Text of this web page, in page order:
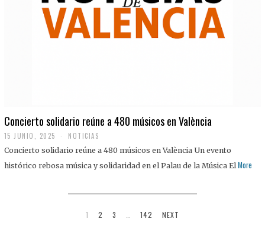
Concierto solidario reúne a 480 músicos en València
15 JUNIO, 2025 NOTICIAS
Concierto solidario reúne a 480 músicos en València Un evento
histórico rebosa música y solidaridad en el Palau de la Música El More
1 2 3 142 NEXT